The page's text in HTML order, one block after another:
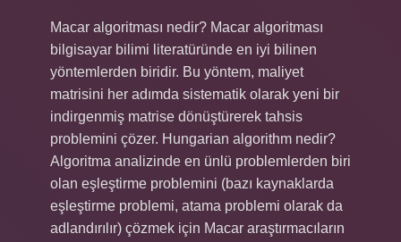
Macar algoritması nedir? Macar algoritması
bilgisayar bilimi literatüründe en iyi bilinen
yöntemlerden biridir. Bu yöntem, maliyet
matrisini her adımda sistematik olarak yeni bir
indirgenmiş matrise dönüştürerek tahsis
problemini çözer. Hungarian algorithm nedir?
Algoritma analizinde en ünlü problemlerden biri
olan eşleştirme problemini (bazı kaynaklarda
eşleştirme problemi, atama problemi olarak da
adlandırılır) çözmek için Macar araştırmacıların